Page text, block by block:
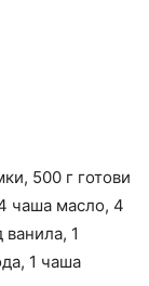
500 г готови
чаша масло, 4
ванила, 1
1 чаша